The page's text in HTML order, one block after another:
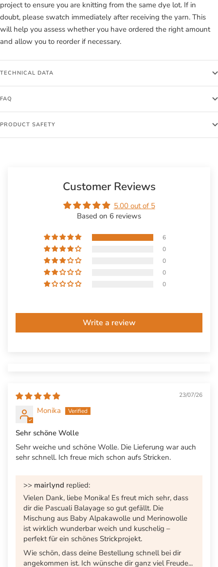
project to ensure you are knitting from the same dye lot. If in
doubt, please swatch immediately after receiving the yarn. This
will help you assess whether you have ordered the right amount
and allow you to reorder if necessary.
TECHNICAL DATA
FAQ
PRODUCT SAFETY
Customer Reviews
5.00 out of 5
Based on 6 reviews
6
0
0
0
0
Write a review
23/07/26
Monika
Sehr schöne Wolle
Sehr weiche und schöne Wolle. Die Lieferung war auch
sehr schnell. Ich freue mich schon aufs Stricken.
>> mairlynd replied:
Vielen Dank, liebe Monika! Es freut mich sehr, dass
dir die Pascuali Balayage so gut gefällt. Die
Mischung aus Baby Alpakawolle und Merinowolle
ist wirklich wunderbar weich und kuschelig –
perfekt für ein schönes Strickprojekt.
Wie schön, dass deine Bestellung schnell bei dir
angekommen ist. Ich wünsche dir ganz viel Freude...